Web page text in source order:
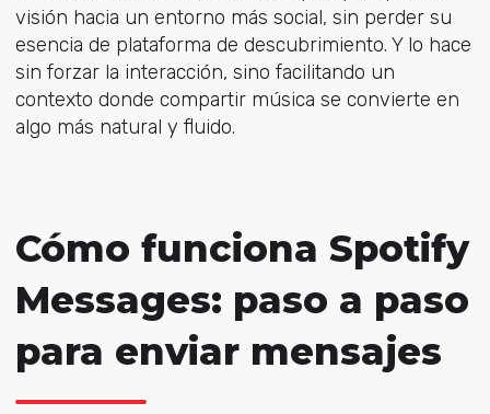
visión hacia un entorno más social, sin perder su
esencia de plataforma de descubrimiento. Y lo hace
sin forzar la interacción, sino facilitando un
contexto donde compartir música se convierte en
algo más natural y fluido.
Cómo funciona Spotify
Messages: paso a paso
para enviar mensajes